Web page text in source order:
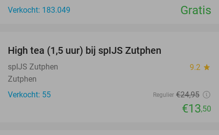
Verkocht: 183.049
Gratis
High tea (1,5 uur) bij spIJS Zutphen
spIJS Zutphen 9.2 star
Zutphen
Verkocht: 55
Regulier €24,95
€13,50